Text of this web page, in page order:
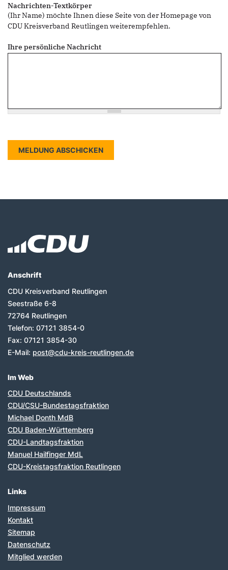
Nachrichten-Textkörper
(Ihr Name) möchte Ihnen diese Seite von der Homepage von
CDU Kreisverband Reutlingen weiterempfehlen.
Ihre persönliche Nachricht
Fußbereich
Anschrift
CDU Kreisverband Reutlingen
Seestraße 6-8
72764 Reutlingen
Telefon: 07121 3854-0
Fax: 07121 3854-30
E-Mail: post@cdu-kreis-reutlingen.de
Im Web
CDU Deutschlands
CDU/CSU-Bundestagsfraktion
Michael Donth MdB
CDU Baden-Württemberg
CDU-Landtagsfraktion
Manuel Hailfinger MdL
CDU-Kreistagsfraktion Reutlingen
Links
Impressum
Kontakt
Sitemap
Datenschutz
Mitglied werden